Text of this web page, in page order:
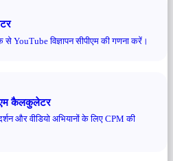
YouTube विज्ञापन सीपीएम की गणना करें।
कैलकुलेटर
और वीडियो अभियानों के लिए CPM की